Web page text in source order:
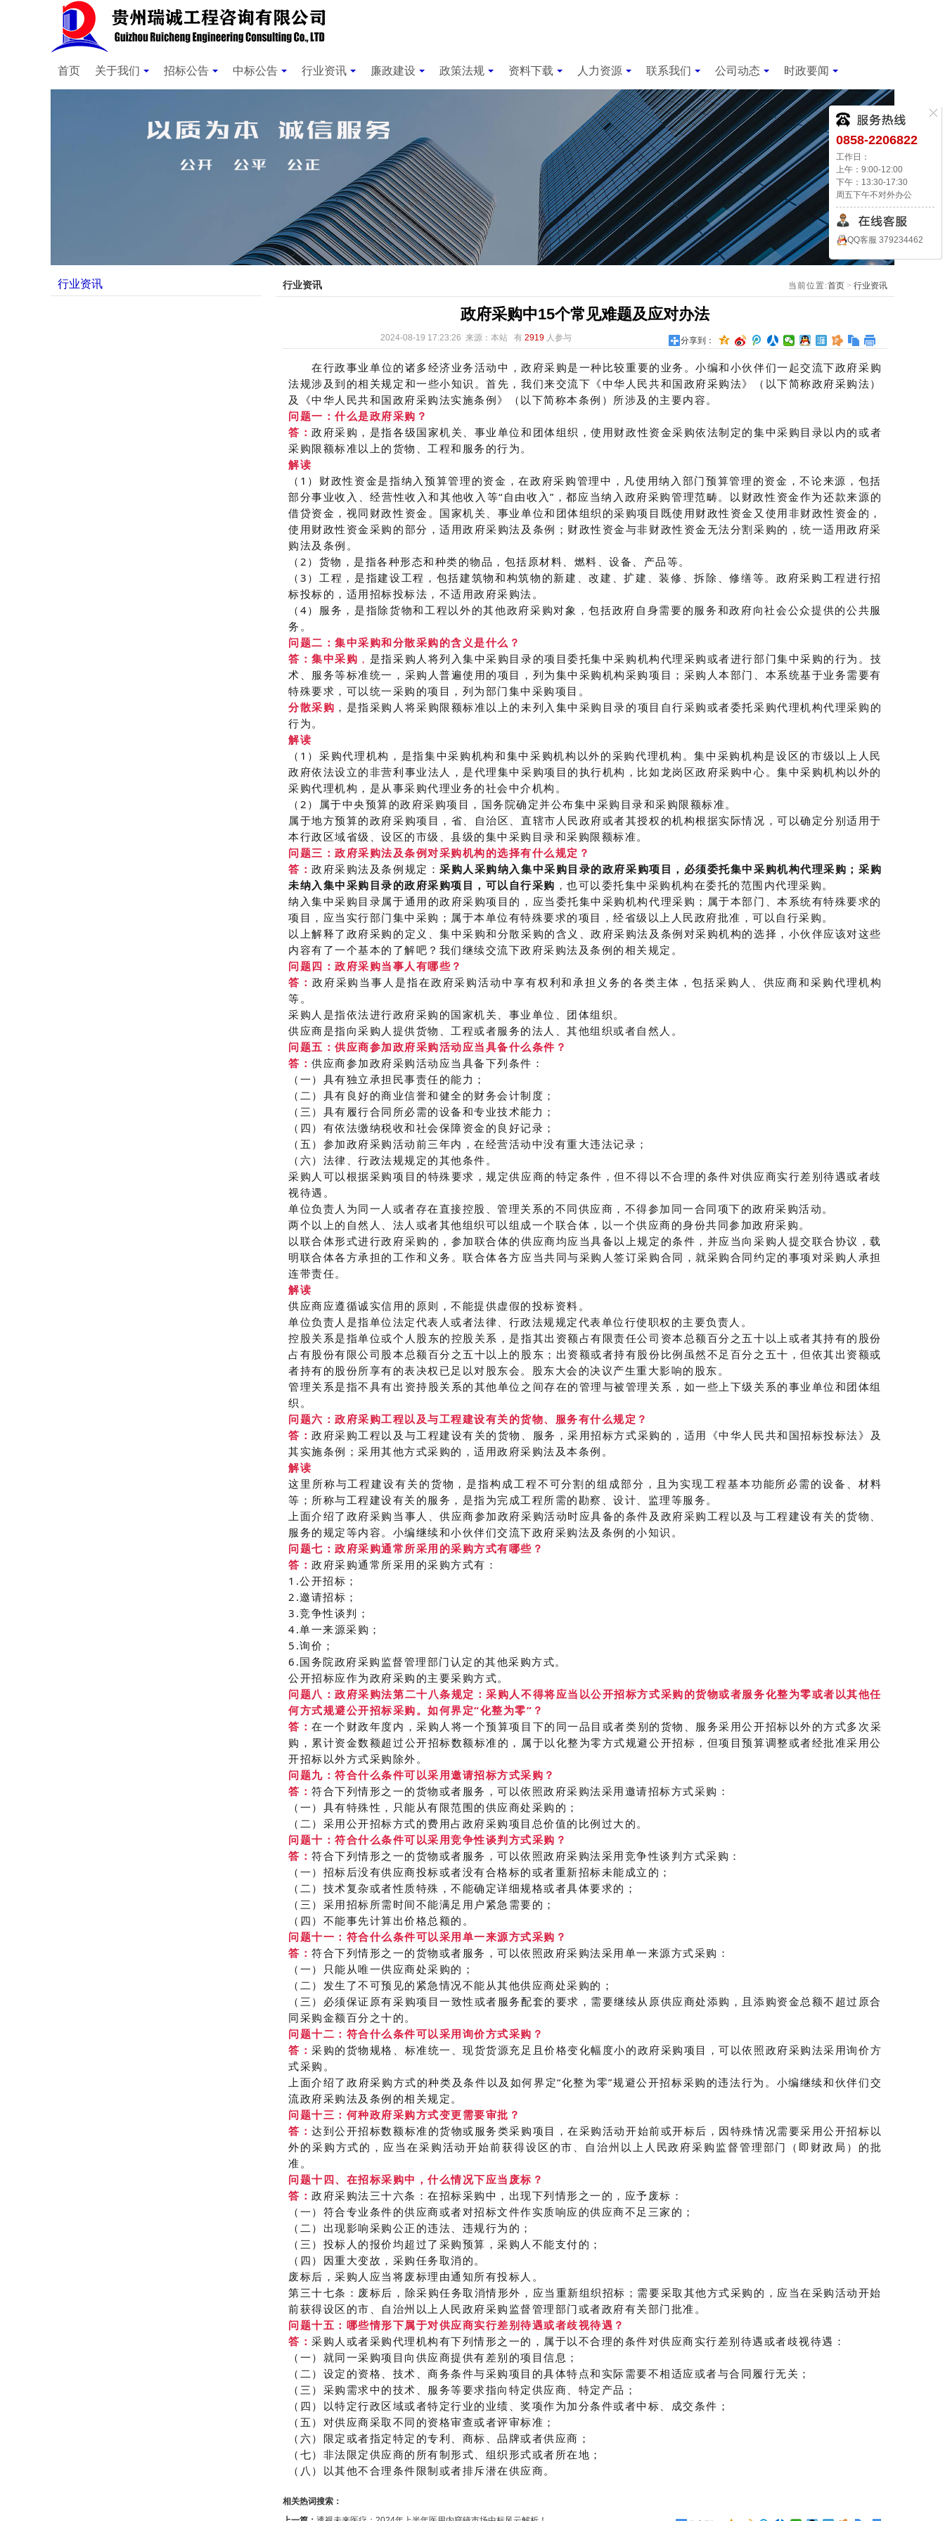
首页 关于我们 招标公告 中标公告 行业资讯 廉政建设 政策法规 资料下载 人力资源 联系我们 公司动态 时政要闻
行业资讯 行业资讯 当前位置:首页 > 行业资讯
政府采购中15个常见难题及应对办法
2024-08-19 17:23:26 来源：本站 有 2919 人参与 分享到：
在行政事业单位的诸多经济业务活动中，政府采购是一种比较重要的业务。小编和小伙伴们一起交流下政府采购
法规涉及到的相关规定和一些小知识。首先，我们来交流下《中华人民共和国政府采购法》（以下简称政府采购法）
及《中华人民共和国政府采购法实施条例》（以下简称本条例）所涉及的主要内容。
问题一：什么是政府采购？
答：政府采购，是指各级国家机关、事业单位和团体组织，使用财政性资金采购依法制定的集中采购目录以内的或者
采购限额标准以上的货物、工程和服务的行为。
解读
（1）财政性资金是指纳入预算管理的资金，在政府采购管理中，凡使用纳入部门预算管理的资金，不论来源，包括
部分事业收入、经营性收入和其他收入等“自由收入”，都应当纳入政府采购管理范畴。以财政性资金作为还款来源的
借贷资金，视同财政性资金。国家机关、事业单位和团体组织的采购项目既使用财政性资金又使用非财政性资金的，
使用财政性资金采购的部分，适用政府采购法及条例；财政性资金与非财政性资金无法分割采购的，统一适用政府采
购法及条例。
（2）货物，是指各种形态和种类的物品，包括原材料、燃料、设备、产品等。
（3）工程，是指建设工程，包括建筑物和构筑物的新建、改建、扩建、装修、拆除、修缮等。政府采购工程进行招
标投标的，适用招标投标法，不适用政府采购法。
（4）服务，是指除货物和工程以外的其他政府采购对象，包括政府自身需要的服务和政府向社会公众提供的公共服
务。
问题二：集中采购和分散采购的含义是什么？
答：集中采购 ， 是指采购人将列入集中采购目录的项目委托集中采购机构代理采购或者进行部门集中采购的行为。技
术、服务等标准统一，采购人普遍使用的项目，列为集中采购机构采购项目；采购人本部门、本系统基于业务需要有
特殊要求，可以统一采购的项目，列为部门集中采购项目。
分散采购 ，是指采购人将采购限额标准以上的未列入集中采购目录的项目自行采购或者委托采购代理机构代理采购的
行为。
解读
（1）采购代理机构，是指集中采购机构和集中采购机构以外的采购代理机构。集中采购机构是设区的市级以上人民
政府依法设立的非营利事业法人，是代理集中采购项目的执行机构，比如龙岗区政府采购中心。集中采购机构以外的
采购代理机构，是从事采购代理业务的社会中介机构。
（2）属于中央预算的政府采购项目，国务院确定并公布集中采购目录和采购限额标准。
属于地方预算的政府采购项目，省、自治区、直辖市人民政府或者其授权的机构根据实际情况，可以确定分别适用于
本行政区域省级、设区的市级、县级的集中采购目录和采购限额标准。
问题三：政府采购法及条例对采购机构的选择有什么规定？
答：政府采购法及条例规定：采购人采购纳入集中采购目录的政府采购项目，必须委托集中采购机构代理采购；采购
未纳入集中采购目录的政府采购项目，可以自行采购 ，也可以委托集中采购机构在委托的范围内代理采购。
纳入集中采购目录属于通用的政府采购项目的，应当委托集中采购机构代理采购；属于本部门、本系统有特殊要求的
项目，应当实行部门集中采购；属于本单位有特殊要求的项目，经省级以上人民政府批准，可以自行采购。
以上解释了政府采购的定义、集中采购和分散采购的含义、政府采购法及条例对采购机构的选择，小伙伴应该对这些
内容有了一个基本的了解吧？我们继续交流下政府采购法及条例的相关规定。
问题四：政府采购当事人有哪些？
答： 政府采购当事人是指在政府采购活动中享有权利和承担义务的各类主体，包括采购人、供应商和采购代理机构
等。
采购人是指依法进行政府采购的国家机关、事业单位、团体组织。
供应商是指向采购人提供货物、工程或者服务的法人、其他组织或者自然人。
问题五：供应商参加政府采购活动应当具备什么条件？
答： 供应商参加政府采购活动应当具备下列条件：
（一）具有独立承担民事责任的能力；
（二）具有良好的商业信誉和健全的财务会计制度；
（三）具有履行合同所必需的设备和专业技术能力；
（四）有依法缴纳税收和社会保障资金的良好记录；
（五）参加政府采购活动前三年内，在经营活动中没有重大违法记录；
（六）法律、行政法规规定的其他条件。
采购人可以根据采购项目的特殊要求，规定供应商的特定条件，但不得以不合理的条件对供应商实行差别待遇或者歧
视待遇。
单位负责人为同一人或者存在直接控股、管理关系的不同供应商，不得参加同一合同项下的政府采购活动。
两个以上的自然人、法人或者其他组织可以组成一个联合体，以一个供应商的身份共同参加政府采购。
以联合体形式进行政府采购的，参加联合体的供应商均应当具备以上规定的条件，并应当向采购人提交联合协议，载
明联合体各方承担的工作和义务。联合体各方应当共同与采购人签订采购合同，就采购合同约定的事项对采购人承担
连带责任。
解读
供应商应遵循诚实信用的原则，不能提供虚假的投标资料。
单位负责人是指单位法定代表人或者法律、行政法规规定代表单位行使职权的主要负责人。
控股关系是指单位或个人股东的控股关系，是指其出资额占有限责任公司资本总额百分之五十以上或者其持有的股份
占有股份有限公司股本总额百分之五十以上的股东；出资额或者持有股份比例虽然不足百分之五十，但依其出资额或
者持有的股份所享有的表决权已足以对股东会。股东大会的决议产生重大影响的股东。
管理关系是指不具有出资持股关系的其他单位之间存在的管理与被管理关系，如一些上下级关系的事业单位和团体组
织。
问题六：政府采购工程以及与工程建设有关的货物、服务有什么规定？
答：政府采购工程以及与工程建设有关的货物、服务，采用招标方式采购的，适用《中华人民共和国招标投标法》及
其实施条例；采用其他方式采购的，适用政府采购法及本条例。
解读
这里所称与工程建设有关的货物，是指构成工程不可分割的组成部分，且为实现工程基本功能所必需的设备、材料
等；所称与工程建设有关的服务，是指为完成工程所需的勘察、设计、监理等服务。
上面介绍了政府采购当事人、供应商参加政府采购活动时应具备的条件及政府采购工程以及与工程建设有关的货物、
服务的规定等内容。小编继续和小伙伴们交流下政府采购法及条例的小知识。
问题七：政府采购通常所采用的采购方式有哪些？
答： 政府采购通常所采用的采购方式有：
1.公开招标；
2.邀请招标；
3.竞争性谈判；
4.单一来源采购；
5.询价；
6.国务院政府采购监督管理部门认定的其他采购方式。
公开招标应作为政府采购的主要采购方式。
问题八：政府采购法第二十八条规定：采购人不得将应当以公开招标方式采购的货物或者服务化整为零或者以其他任
何方式规避公开招标采购。如何界定“化整为零”？
答：在一个财政年度内，采购人将一个预算项目下的同一品目或者类别的货物、服务采用公开招标以外的方式多次采
购，累计资金数额超过公开招标数额标准的，属于以化整为零方式规避公开招标，但项目预算调整或者经批准采用公
开招标以外方式采购除外。
问题九：符合什么条件可以采用邀请招标方式采购？
答： 符合下列情形之一的货物或者服务，可以依照政府采购法采用邀请招标方式采购：
（一）具有特殊性，只能从有限范围的供应商处采购的；
（二）采用公开招标方式的费用占政府采购项目总价值的比例过大的。
问题十：符合什么条件可以采用竞争性谈判方式采购？
答： 符合下列情形之一的货物或者服务，可以依照政府采购法采用竞争性谈判方式采购：
（一）招标后没有供应商投标或者没有合格标的或者重新招标未能成立的；
（二）技术复杂或者性质特殊，不能确定详细规格或者具体要求的；
（三）采用招标所需时间不能满足用户紧急需要的；
（四）不能事先计算出价格总额的。
问题十一：符合什么条件可以采用单一来源方式采购？
答： 符合下列情形之一的货物或者服务，可以依照政府采购法采用单一来源方式采购：
（一）只能从唯一供应商处采购的；
（二）发生了不可预见的紧急情况不能从其他供应商处采购的；
（三）必须保证原有采购项目一致性或者服务配套的要求，需要继续从原供应商处添购，且添购资金总额不超过原合
同采购金额百分之十的。
问题十二：符合什么条件可以采用询价方式采购？
答：采购的货物规格、标准统一、现货货源充足且价格变化幅度小的政府采购项目，可以依照政府采购法采用询价方
式采购。
上面介绍了政府采购方式的种类及条件以及如何界定“化整为零”规避公开招标采购的违法行为。小编继续和伙伴们交
流政府采购法及条例的相关规定。
问题十三：何种政府采购方式变更需要审批？
答：达到公开招标数额标准的货物或服务类采购项目，在采购活动开始前或开标后，因特殊情况需要采用公开招标以
外的采购方式的，应当在采购活动开始前获得设区的市、自治州以上人民政府采购监督管理部门（即财政局）的批
准。
问题十四、在招标采购中，什么情况下应当废标？
答： 政府采购法三十六条：在招标采购中，出现下列情形之一的，应予废标：
（一）符合专业条件的供应商或者对招标文件作实质响应的供应商不足三家的；
（二）出现影响采购公正的违法、违规行为的；
（三）投标人的报价均超过了采购预算，采购人不能支付的；
（四）因重大变故，采购任务取消的。
废标后，采购人应当将废标理由通知所有投标人。
第三十七条：废标后，除采购任务取消情形外，应当重新组织招标；需要采取其他方式采购的，应当在采购活动开始
前获得设区的市、自治州以上人民政府采购监督管理部门或者政府有关部门批准。
问题十五：哪些情形下属于对供应商实行差别待遇或者歧视待遇？
答： 采购人或者采购代理机构有下列情形之一的，属于以不合理的条件对供应商实行差别待遇或者歧视待遇：
（一）就同一采购项目向供应商提供有差别的项目信息；
（二）设定的资格、技术、商务条件与采购项目的具体特点和实际需要不相适应或者与合同履行无关；
（三）采购需求中的技术、服务等要求指向特定供应商、特定产品；
（四）以特定行政区域或者特定行业的业绩、奖项作为加分条件或者中标、成交条件；
（五）对供应商采取不同的资格审查或者评审标准；
（六）限定或者指定特定的专利、商标、品牌或者供应商；
（七）非法限定供应商的所有制形式、组织形式或者所在地；
（八）以其他不合理条件限制或者排斥潜在供应商。
相关热词搜索：
0858-2206822
工作日：
上午：9:00-12:00
下午：13:30-17:30
周五下午不对外办公
QQ客服 379234462